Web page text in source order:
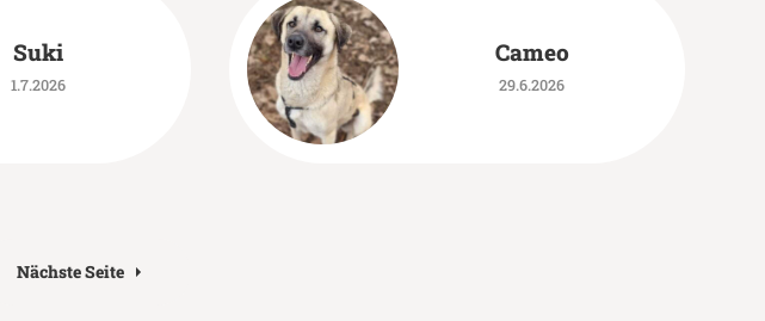
Suki
1.7.2026
Cameo
29.6.2026
Nächste Seite